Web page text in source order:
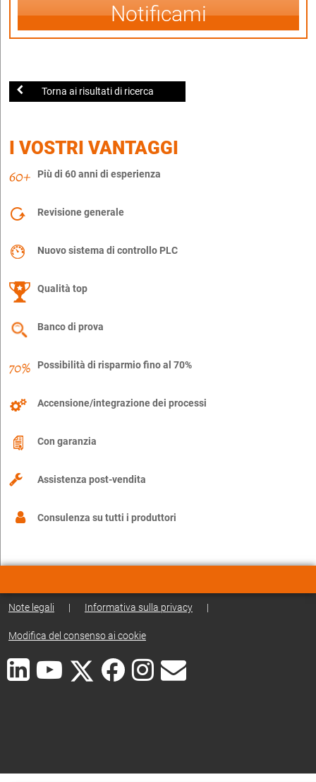
Notificami
Torna ai risultati di ricerca
I VOSTRI VANTAGGI
Più di 60 anni di esperienza
Revisione generale
Nuovo sistema di controllo PLC
Qualità top
Banco di prova
Possibilità di risparmio fino al 70%
Accensione/integrazione dei processi
Con garanzia
Assistenza post-vendita
Consulenza su tutti i produttori
Note legali | Informativa sulla privacy |
Modifica del consenso ai cookie